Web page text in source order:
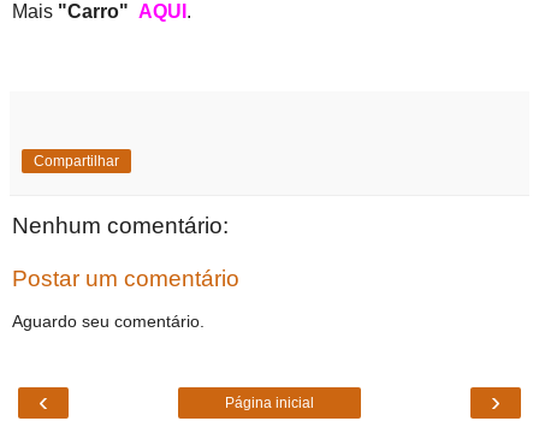
Mais "Carro" AQUI .
Compartilhar
Nenhum comentário:
Postar um comentário
Aguardo seu comentário.
‹ ›
Página inicial